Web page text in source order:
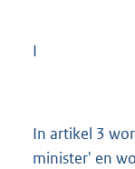
I
In artikel 3
minister' en